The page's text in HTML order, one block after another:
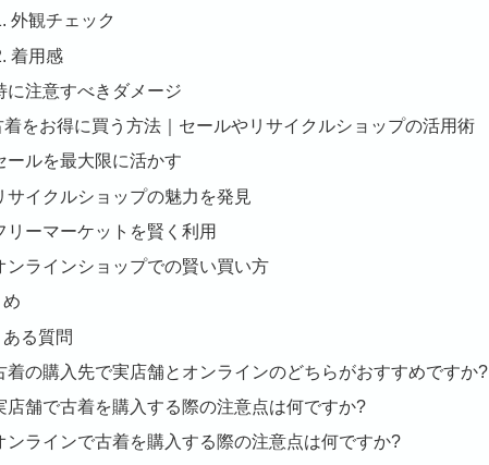
外観チェック
着用感
に注意すべきダメージ
着をお得に買う方法｜セールやリサイクルショップの活用術
ールを最大限に活かす
サイクルショップの魅力を発見
リーマーケットを賢く利用
ンラインショップでの賢い買い方
る質問
着の購入先で実店舗とオンラインのどちらがおすすめですか?
店舗で古着を購入する際の注意点は何ですか?
ンラインで古着を購入する際の注意点は何ですか?